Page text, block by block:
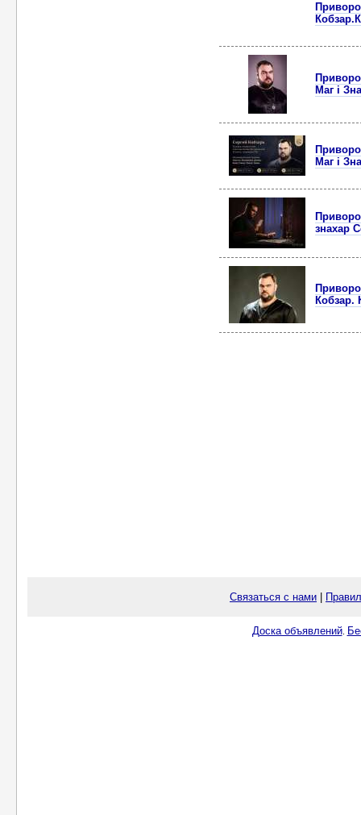
Маг і
Маг і
знахар
Кобзар.
Связаться с нами
Доска объявлений.